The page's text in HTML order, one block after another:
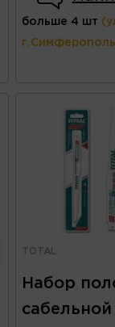
больше 4 шт
TOTAL
Набор